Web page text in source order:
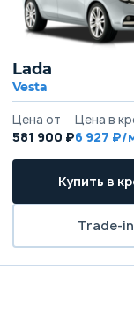
Lada
Vesta
581 900 ₽6 927